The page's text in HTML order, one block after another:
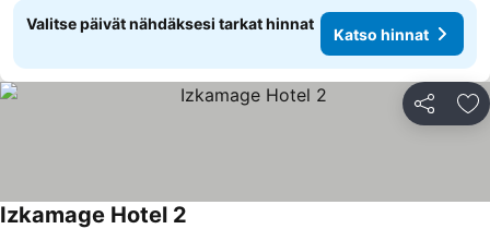
Valitse päivät nähdäksesi tarkat hinnat
Katso hinnat
Jaa
Izkamage Hotel 2